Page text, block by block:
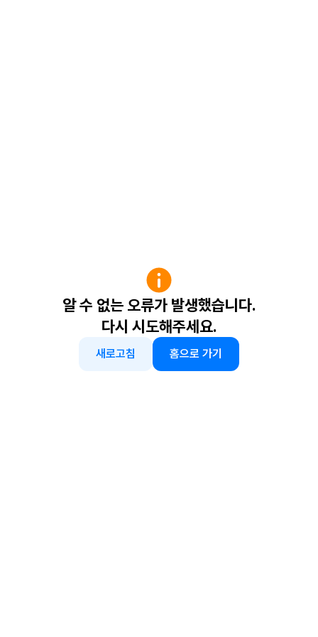
알 수 없는 오류가 발생했습니다.
다시 시도해주세요.
새로고침 홈으로 가기